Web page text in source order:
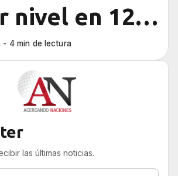
nivel en 12
- 4 min de lectura
las últimas noticias.